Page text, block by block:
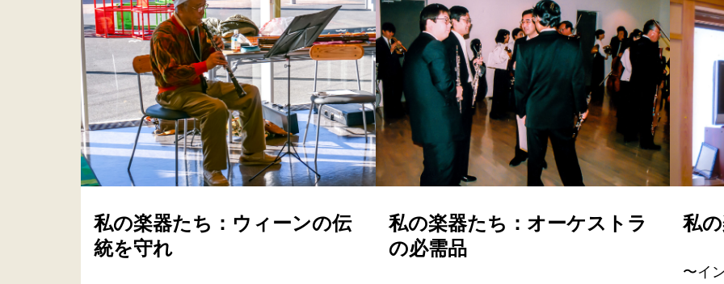
私の楽器たち：ウィーンの伝
統を守れ
私の楽器たち：オーケストラ
の必需品
私
〜イ